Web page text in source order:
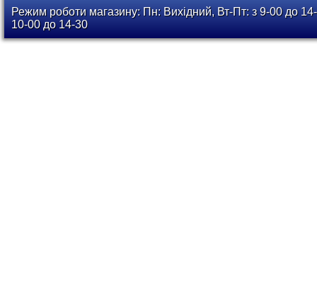
Режим роботи магазину: Пн: Вихідний, Вт-Пт: з 9-00 до
10-00 до 14-30